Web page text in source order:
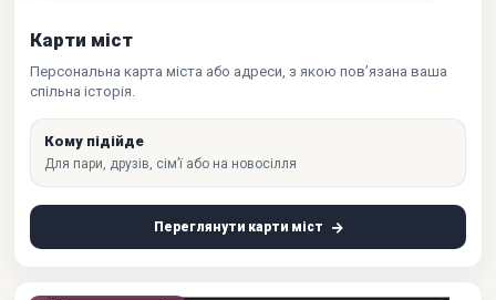
Карти міст
Персональна карта міста або адреси, з якою пов’язана ваша
спільна історія.
Кому підійде
Для пари, друзів, сім’ї або на новосілля
Переглянути карти міст